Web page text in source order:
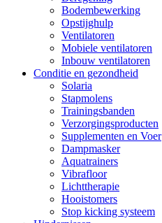
Bodembewerking
Opstijghulp
Ventilatoren
Mobiele ventilatoren
Inbouw ventilatoren
Conditie en gezondheid
Solaria
Stapmolens
Trainingsbanden
Verzorgingsproducten
Supplementen en Voer
Dampmasker
Aquatrainers
Vibrafloor
Lichttherapie
Hooistomers
Stop kicking systeem